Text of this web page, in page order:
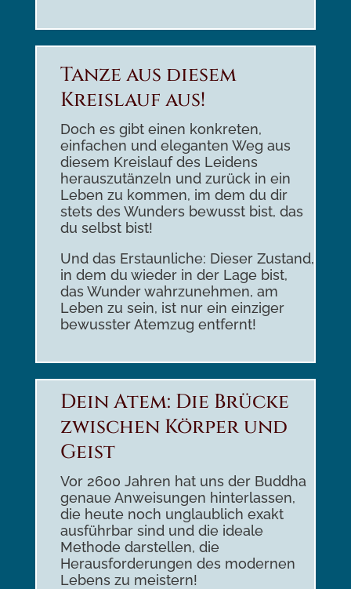
Tanze aus diesem
Kreislauf aus!
Doch es gibt einen konkreten,
einfachen und eleganten Weg aus
diesem Kreislauf des Leidens
herauszutänzeln und zurück in ein
Leben zu kommen, im dem du dir
stets des Wunders bewusst bist, das
du selbst bist!
Und das Erstaunliche: Dieser Zustand,
in dem du wieder in der Lage bist,
das Wunder wahrzunehmen, am
Leben zu sein, ist nur ein einziger
bewusster Atemzug entfernt!
Dein Atem: Die Brücke
zwischen Körper und
Geist
Vor 2600 Jahren hat uns der Buddha
genaue Anweisungen hinterlassen,
die heute noch unglaublich exakt
ausführbar sind und die ideale
Methode darstellen, die
Herausforderungen des modernen
Lebens zu meistern!